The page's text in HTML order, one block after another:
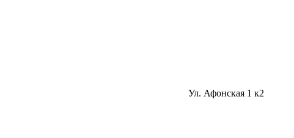
Ул. Афонская 1 к2